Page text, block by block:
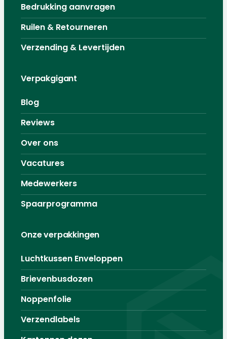
Bedrukking aanvragen
Ruilen & Retourneren
Verzending & Levertijden
Verpakgigant
Blog
Reviews
Over ons
Vacatures
Medewerkers
Spaarprogramma
Onze verpakkingen
Luchtkussen Enveloppen
Brievenbusdozen
Noppenfolie
Verzendlabels